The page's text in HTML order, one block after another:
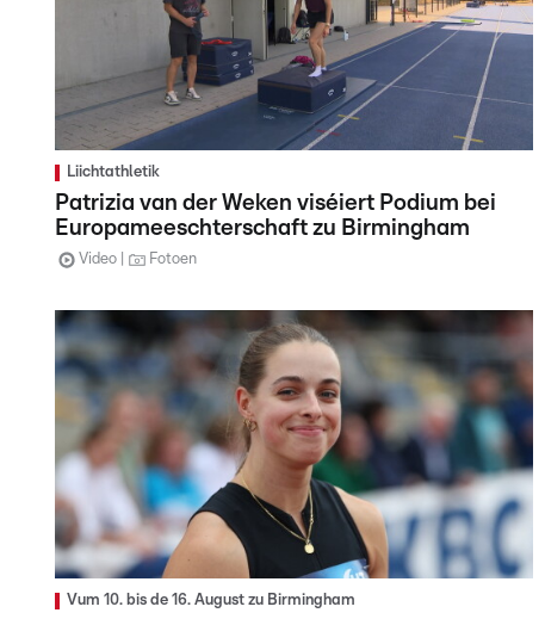
Liichtathletik
Patrizia van der Weken viséiert Podium bei
Europameeschterschaft zu Birmingham
Video Fotoen
Vum 10. bis de 16. August zu Birmingham